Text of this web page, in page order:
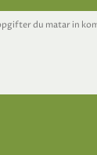
du matar in